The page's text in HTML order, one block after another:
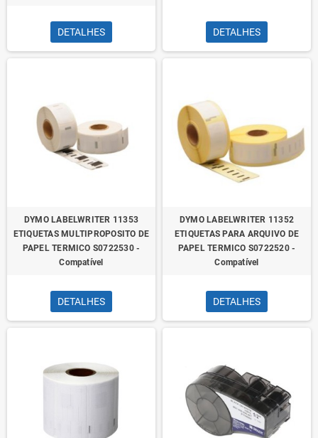
DETALHES DETALHES
DYMO LABELWRITER 11353
ETIQUETAS MULTIPROPOSITO DE
PAPEL TERMICO S0722530 -
Compatível
DETALHES
DYMO LABELWRITER 11352
ETIQUETAS PARA ARQUIVO DE
PAPEL TERMICO S0722520 -
Compatível
DETALHES